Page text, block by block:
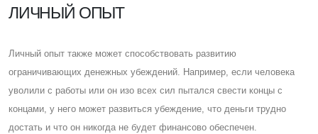
ЛИЧНЫЙ ОПЫТ
Личный опыт также может способствовать развитию
ограничивающих денежных убеждений. Например, если человека
уволили с работы или он изо всех сил пытался свести концы с
концами, у него может развиться убеждение, что деньги трудно
достать и что он никогда не будет финансово обеспечен.